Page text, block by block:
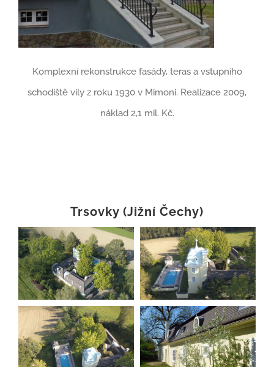
Komplexní rekonstrukce fasády, teras a vstupního
schodiště vily z roku 1930 v Mimoni. Realizace 2009,
náklad 2,1 mil. Kč.
Trsovky (Jižní Čechy)